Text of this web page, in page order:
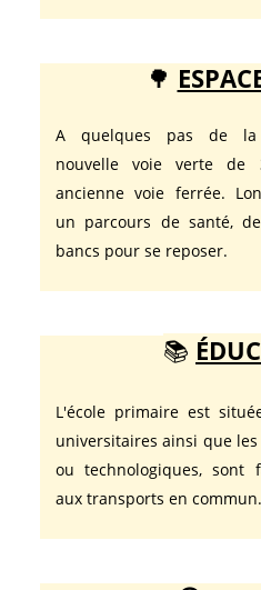
🌳
A quelques pas de
nouvelle voie verte
ancienne voie ferrée.
un parcours de santé,
bancs pour se reposer.
📚
L'école primaire est
universitaires ainsi que les
ou technologiques, sont
aux transports en commun.